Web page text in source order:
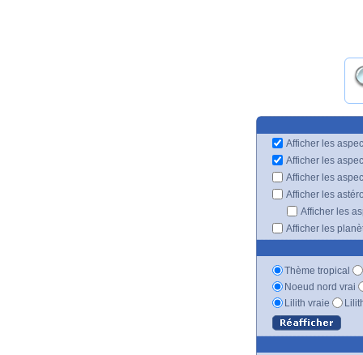
Afficher les
Afficher les
Afficher les
Afficher les
Afficher les
Afficher les
Thème tropical
Noeud nord vrai
Lilith vraie